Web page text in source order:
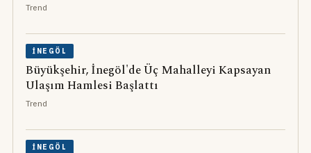
Trend
İNEGÖL
Büyükşehir, İnegöl'de Üç Mahalleyi Kapsayan
Ulaşım Hamlesi Başlattı
Trend
İNEGÖL